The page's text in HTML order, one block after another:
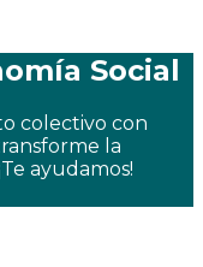
Social
colectivo con
la
ayudamos!